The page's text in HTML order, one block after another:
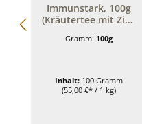
Immunstark, 100g
(Kräutertee mit Zink
natürlich
Gramm: 100g
Inhalt: 100 Gramm
(55,00 €* / 1 kg)